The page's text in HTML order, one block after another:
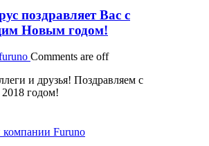
поздравляет Вас с
Новым годом!
Comments are off
и друзья! Поздравляем с
годом!
компании Furuno